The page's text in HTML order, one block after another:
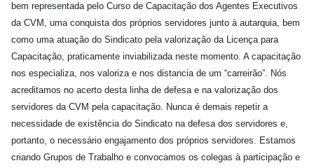
bem representada pelo Curso de Capacitação dos Agentes Executivos
da CVM, uma conquista dos próprios servidores junto à autarquia, bem
como uma atuação do Sindicato pela valorização da Licença para
Capacitação, praticamente inviabilizada neste momento. A capacitação
nos especializa, nos valoriza e nos distancia de um “carreirão”. Nós
acreditamos no acerto desta linha de defesa e na valorização dos
servidores da CVM pela capacitação. Nunca é demais repetir a
necessidade de existência do Sindicato na defesa dos servidores e,
portanto, o necessário engajamento dos próprios servidores. Estamos
criando Grupos de Trabalho e convocamos os colegas à participação e